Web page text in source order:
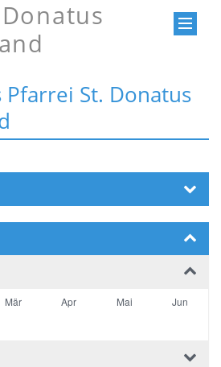
St. Donatus
Mär Apr Mai
Jun